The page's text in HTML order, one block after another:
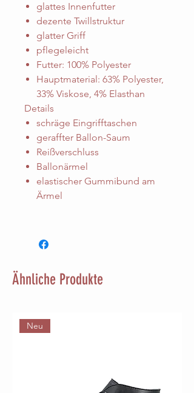
glattes Innenfutter
dezente Twillstruktur
glatter Griff
pflegeleicht
Futter: 100% Polyester
Hauptmaterial: 63% Polyester,
33% Viskose, 4% Elasthan
Details
schräge Eingrifftaschen
geraffter Ballon-Saum
Reißverschluss
Ballonärmel
elastischer Gummibund am
Ärmel
Ähnliche Produkte
Neu